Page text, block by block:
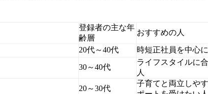
登録者の主な年
齢層
おすすめの人
20代～40代 時短正社員を中心
30～40代
ライフスタイルに
人
20～30代
子育てと両立しや